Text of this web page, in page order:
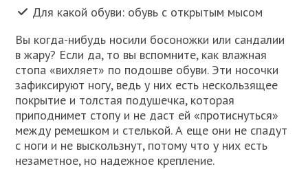
Для какой обуви: обувь с открытым мысом
Вы когда-нибудь носили босоножки или сандалии
в жару? Если да, то вы вспомните, как влажная
стопа «вихляет» по подошве обуви. Эти носочки
зафиксируют ногу, ведь у них есть нескользящее
покрытие и толстая подушечка, которая
приподнимет стопу и не даст ей «протиснуться»
между ремешком и стелькой. А еще они не спадут
с ноги и не выскользнут, потому что у них есть
незаметное, но надежное крепление.